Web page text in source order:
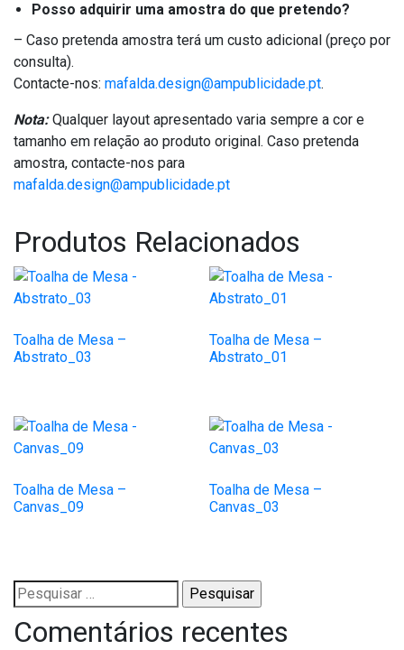
Posso adquirir uma amostra do que pretendo?
– Caso pretenda amostra terá um custo adicional (preço por
consulta).
Contacte-nos: mafalda.design@ampublicidade.pt.
Nota:Qualquer layout apresentado varia sempre a cor e
tamanho em relação ao produto original. Caso pretenda
amostra, contacte-nos para
mafalda.design@ampublicidade.pt
Produtos Relacionados
Toalha de Mesa –
Abstrato_03
Toalha de Mesa –
Abstrato_01
Toalha de Mesa –
Canvas_09
Toalha de Mesa –
Canvas_03
Pesquisar
por:
Comentários recentes